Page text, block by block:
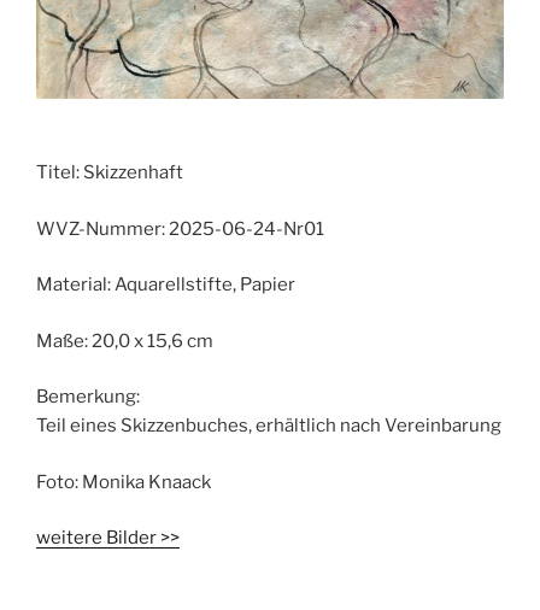
Titel: Skizzenhaft
WVZ-Nummer: 2025-06-24-Nr01
Material:Aquarellstifte, Papier
Maße: 20,0 x 15,6 cm
Bemerkung:
Teil eines Skizzenbuches, erhältlich nach Vereinbarung
Foto: Monika Knaack
weitere Bilder >>